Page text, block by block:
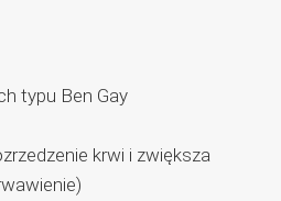
typu Ben Gay
krwi i zwiększa